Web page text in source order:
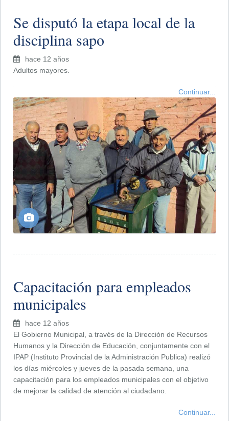
Se disputó la etapa local de la
disciplina sapo
hace 12 años
Adultos mayores.
Continuar...
Capacitación para empleados
municipales
hace 12 años
El Gobierno Municipal, a través de la Dirección de Recursos
Humanos y la Dirección de Educación, conjuntamente con el
IPAP (Instituto Provincial de la Administración Publica) realizó
los días miércoles y jueves de la pasada semana, una
capacitación para los empleados municipales con el objetivo
de mejorar la calidad de atención al ciudadano.
Continuar...